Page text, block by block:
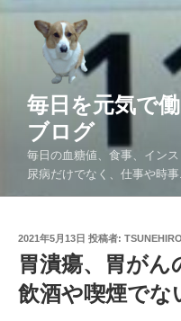
毎日を元気で
ブログ
毎日の血糖値、食事、イン
尿病だけでなく、仕事や時
投
稿
日:
2021年5月13日 投稿者:
胃潰瘍、胃が
飲酒や喫煙でな